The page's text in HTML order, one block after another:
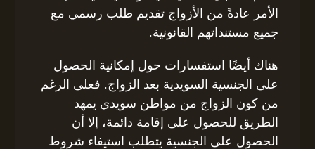
الأمر عادةً من الأزواج تقديم طلب رسمي مع
جميع مستنداتهم القانونية.
هناك أيضًا استفسارات حول إمكانية الحصول
على الجنسية السويدية بعد الزواج. فعلى الرغم
من كون الزواج من مواطن سويدي يمهد
الطريق للحصول على إقامة دائمة، إلا أن
الحصول على الجنسية يتطلب استيفاء شروط